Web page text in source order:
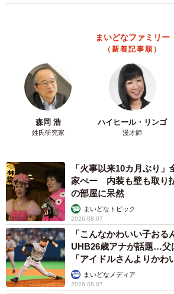
まいどなファミリー
（新着記事順）
森岡 浩
姓氏研究家
ハイヒール・リンゴ
漫才師
「火事以来10カ月ぶり
家ぺー 内装も壁も取り
の部屋に呆然
まいどなトピック
2026.08.07
「こんなかわいい子お
UHB26歳アナが話題…
「アイドルさんよりか
か」まいどなメディア
2026.08.07